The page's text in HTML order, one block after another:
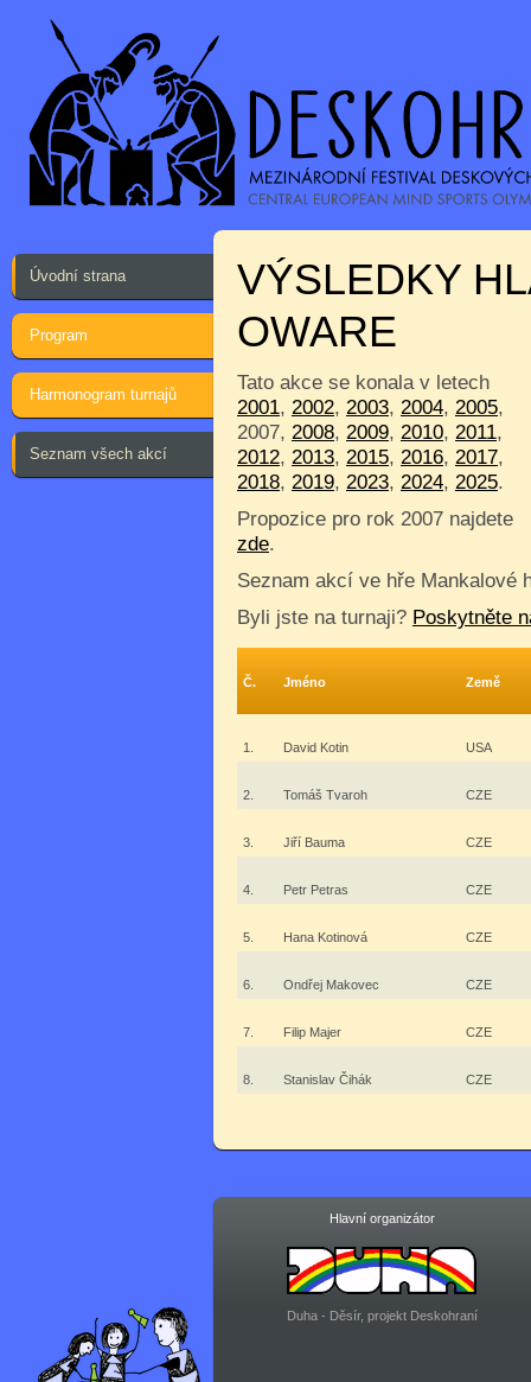
Úvodní strana
Program
Harmonogram turnajů
Seznam všech akcí
VÝSLEDKY
OWARE
Tato akce se konala v letech
2001, 2002, 2003, 2004, 2005,
2007, 2008, 2009, 2010, 2011,
2012, 2013, 2015, 2016, 2017,
2018, 2019, 2023, 2024, 2025.
Propozice pro rok 2007 najdete
zde.
Seznam akcí ve hře Mankalové
Byli jste na turnaji? Poskytněte
Č. Jméno Země
1. David Kotin USA
2. Tomáš Tvaroh CZE
3. Jiří Bauma CZE
4. Petr Petras CZE
5. Hana Kotinová CZE
6. Ondřej Makovec CZE
7. Filip Majer CZE
8. Stanislav Čihák CZE
Hlavní organizátor
Duha - Děsír, projekt Deskohraní